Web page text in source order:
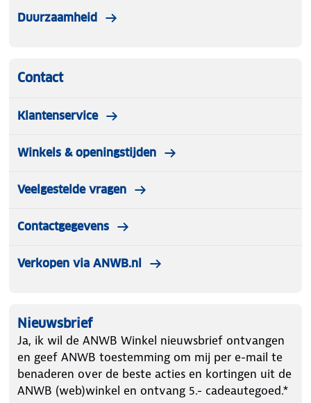
Duurzaamheid
Contact
Klantenservice
Winkels & openingstijden
Veelgestelde vragen
Contactgegevens
Verkopen via ANWB.nl
Nieuwsbrief
Ja, ik wil de ANWB Winkel nieuwsbrief ontvangen
en geef ANWB toestemming om mij per e-mail te
benaderen over de beste acties en kortingen uit de
ANWB (web)winkel en ontvang 5.- cadeautegoed.*